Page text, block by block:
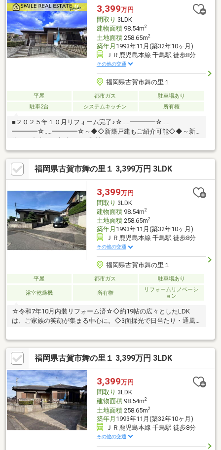
ください。〇現況渡しでのリフォーム・リノベーションのご相談
も承ります！お得なフルリフォームのパックプランございます！
お気軽にお問い合わせください。
3,399万円
間取り 3LDK
建物面積98.54m2
土地面積258.65m2
築年月 1993年11月(築32年10ヶ月)
ＪＲ鹿児島本線 千鳥駅 徒歩8分
その他の交通
福岡県古賀市舞の里１
平屋 都市ガス
駐車場あり
駐車2台
システムキッチン 所有権
■２０２５年１０月リフォーム完了♪☆‥…━━━━☆‥…
━━━━☆‥…━━━━☆～◆◇新築戸建もご紹介可能◇◆～新
リット・デメリットを把握し、じっくり比較検討することができ
ます♪内見したい物件をツアー形式でまわることも可能♪お住み替
え相談も承ります♪☆‥…━━━━☆‥…━━━━☆‥…━━━━☆◆
ご内覧は土日祝・当日も対応可能♪◆頭金０円ＯＫ！◆追加リフ
ォームもワンストップで承ります♪◆“借りれる額”と“無理なく返
せる額”は違う！◆住宅ローンアドバイザーが最適な返済計画をご
提案♪
福岡県古賀市舞の里１ 3,399万円 3LDK
3,399万円
間取り 3LDK
建物面積98.54m2
土地面積258.65m2
築年月 1993年11月(築32年10ヶ月)
ＪＲ鹿児島本線 千鳥駅 徒歩8分
その他の交通
福岡県古賀市舞の里１
平屋 都市ガス 駐車場あり
浴室乾燥機 所有権
リフォームリノベーシ
ョン
☆令和7年10月内装リフォーム済☆◇約19帖の広々としたLDK
は、ご家族の笑顔が集まる中心に。◇3面採光で日当たり・通風
燥機を備え、日々の家事をサポート☆◇日当たり良好な角地で、
駐車場は2台並列駐車可能！◇「JR鹿児島本線『千鳥』駅」へ徒
歩8分、バス停も徒歩5分とアクセスも良好◎令和7年10月内装リ
フォーム済【内訳：キッチン、浴室、洗面化粧台、トイレ、建
具、クロス貼替、フロアタイル・CF張替、畳表替、障子・襖貼
替、給湯器、白蟻点検、室内クリーニング、外壁塗装等】◆瑕疵
保険（国交省指定）保証付
福岡県古賀市舞の里１ 3,399万円 3LDK
3,399万円
間取り 3LDK
建物面積98.54m2
土地面積258.65m2
築年月 1993年11月(築32年10ヶ月)
ＪＲ鹿児島本線 千鳥駅 徒歩8分
その他の交通